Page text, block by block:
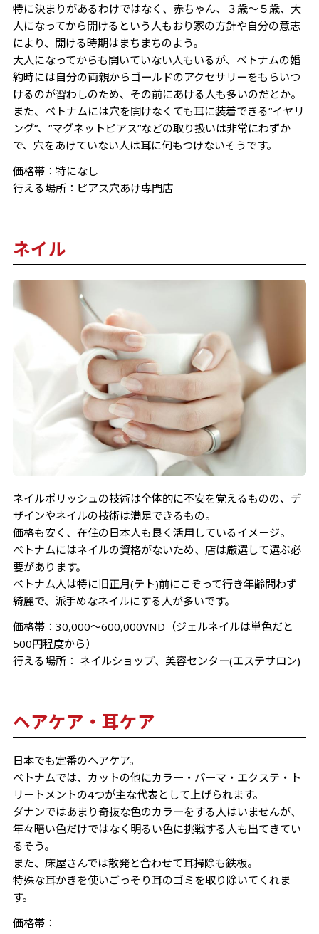
特に決まりがあるわけではなく、赤ちゃん、３歳～５歳、大
人になってから開けるという人もおり家の方針や自分の意志
により、開ける時期はまちまちのよう。
大人になってからも開いていない人もいるが、ベトナムの婚
約時には自分の両親からゴールドのアクセサリーをもらいつ
けるのが習わしのため、その前にあける人も多いのだとか。
また、ベトナムには穴を開けなくても耳に装着できる”イヤリ
ング”、”マグネットピアス”などの取り扱いは非常にわずか
で、穴をあけていない人は耳に何もつけないそうです。
価格帯：特になし
行える場所：ピアス穴あけ専門店
ネイル
ネイルポリッシュの技術は全体的に不安を覚えるものの、デ
ザインやネイルの技術は満足できるもの。
価格も安く、在住の日本人も良く活用しているイメージ。
ベトナムにはネイルの資格がないため、店は厳選して選ぶ必
要があります。
ベトナム人は特に旧正月(テト)前にこぞって行き年齢問わず
綺麗で、派手めなネイルにする人が多いです。
価格帯：30,000～600,000VND（ジェルネイルは単色だと
500円程度から）
行える場所： ネイルショップ、美容センター(エステサロン)
ヘアケア・耳ケア
日本でも定番のヘアケア。
ベトナムでは、カットの他にカラー・パーマ・エクステ・ト
リートメントの4つが主な代表として上げられます。
ダナンではあまり奇抜な色のカラーをする人はいませんが、
年々暗い色だけではなく明るい色に挑戦する人も出てきてい
るそう。
また、床屋さんでは散発と合わせて耳掃除も鉄板。
特殊な耳かきを使いごっそり耳のゴミを取り除いてくれま
す。
価格帯：